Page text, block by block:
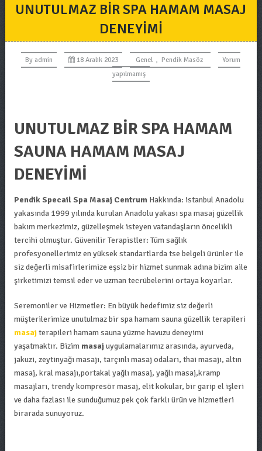
UNUTULMAZ BIR SPA HAMAM MASAJ
DENEYIMI
By admin 18 Aralık 2023 Genel , Pendik Masöz
Yorum
yapılmamış
UNUTULMAZ BIR SPA HAMAM
SAUNA HAMAM MASAJ
DENEYIMI
Pendik Specail Spa Masaj Centrum Hakkında: istanbul Anadolu
yakasında 1999 yılında kurulan Anadolu yakası spa masaj güzellik
bakım merkezimiz, güzelleşmek isteyen vatandaşların öncelikli
tercihi olmuştur. Güvenilir Terapistler: Tüm sağlık
profesyonellerimiz en yüksek standartlarda tse belgeli ürünler ile
siz değerli misafirlerimize eşsiz bir hizmet sunmak adına bizim aile
şirketimizi temsil eder ve uzman tecrübelerini ortaya koyarlar.
Seremoniler ve Hizmetler: En büyük hedefimiz siz değerli
müşterilerimize unutulmaz bir spa hamam sauna güzellik terapileri
masajterapileri hamam sauna yüzme havuzu deneyimi
yaşatmaktır. Bizim masajuygulamalarımız arasında, ayurveda,
jakuzi, zeytinyağı masajı, tarçınlı masaj odaları, thai masajı, altın
masaj, kral masajı,portakal yağlı masaj, yağlı masaj,kramp
masajları, trendy kompresör masaj, elit kokular, bir garip el işleri
ve daha fazlası ile sunduğumuz pek çok farklı ürün ve hizmetleri
birarada sunuyoruz.